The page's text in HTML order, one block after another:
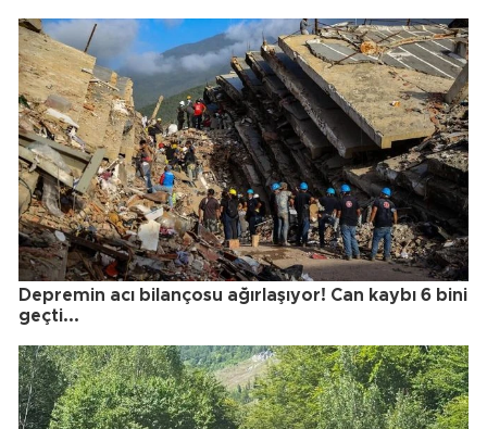
Depremin acı bilançosu ağırlaşıyor! Can kaybı 6 bini
geçti...